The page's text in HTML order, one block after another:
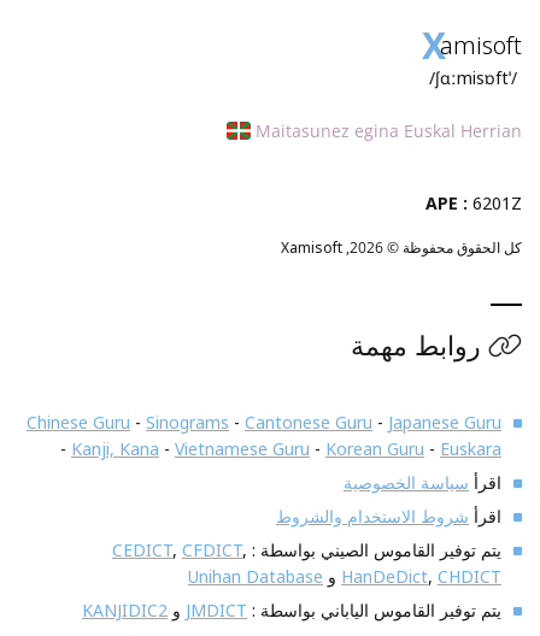
Xamisoft
/ˈʃɑːmisɒft/
Maitasunez egina Euskal Herrian
APE : 6201Z
كل الحقوق محفوظة © 2026, Xamisoft
روابط مهمة
Chinese Guru - Sinograms - Cantonese Guru - Japanese Guru
- Kanji, Kana - Vietnamese Guru - Korean Guru - Euskara
اقرأ سياسة الخصوصية
اقرأ شروط الاستخدام والشروط
يتم توفير القاموس الصيني بواسطة :
CEDICT, CFDICT,
HanDeDict, CHDICT و Unihan Database
يتم توفير القاموس الياباني بواسطة : JMDICT و KANJIDIC2